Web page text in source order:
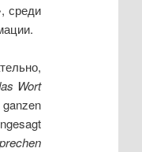
среди
Wort